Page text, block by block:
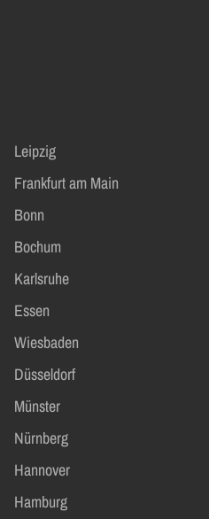
Leipzig
Frankfurt am Main
Bonn
Bochum
Karlsruhe
Essen
Wiesbaden
Düsseldorf
Münster
Nürnberg
Hannover
Hamburg